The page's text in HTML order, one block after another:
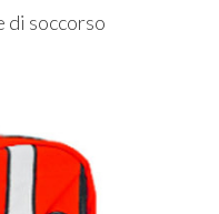
di soccorso